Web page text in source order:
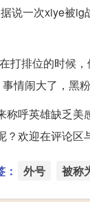
说一次xiye被
排位的时候
情闹大了，黑
呼英雄缺乏
欢迎在评论区
外号 被称